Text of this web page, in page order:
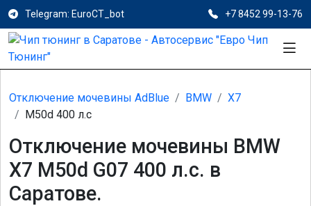
Telegram: EuroCT_bot +7 8452 99-13-76
Отключение мочевины AdBlue BMW
X7
M50d 400 л.с
Отключение мочевины BMW
X7 M50d G07 400 л.с. в
Саратове.